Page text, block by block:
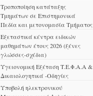
Τροποποίηση κατάταξης
Τμημάτων σε Επιστημονικά
Πεδία και μετονομασία Τμήματος
Εξεταστικά κέντρα ειδικών
μαθημάτων έτους 2026 (ξένες
γλώσσες-σχέδια)
Υγειονομική Εξέταση Τ.Ε.Φ.Α.Α &
Δικαιολογητικά -Οδηγίες
Υποβολή ηλεκτρονικού